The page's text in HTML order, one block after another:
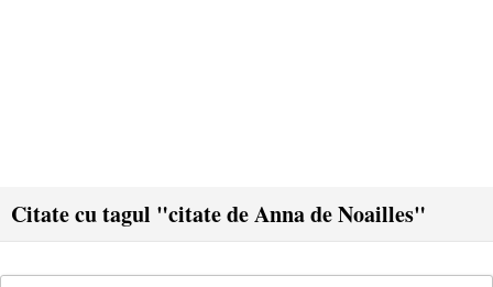
Citate cu tagul "citate de Anna de Noailles"